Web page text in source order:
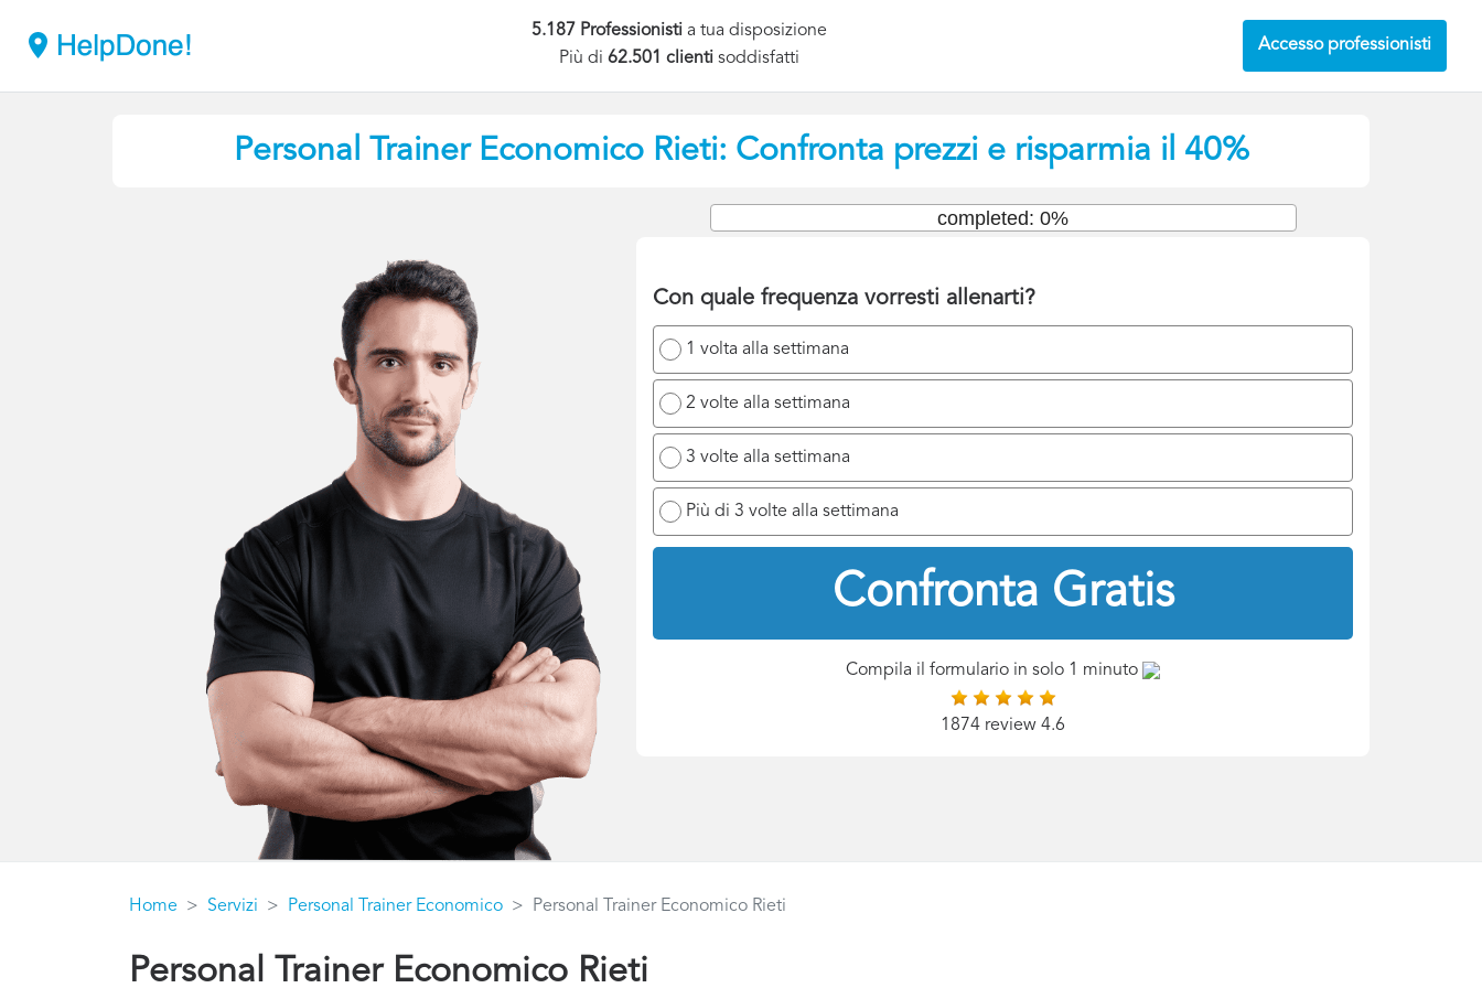
5.187 Professionisti a tua disposizione
Più di62.501 clientisoddisfatti
Accesso professionisti
Personal Trainer Economico Rieti: Confronta prezzi e risparmia il 40%
Con quale frequenza vorresti allenarti?
1 volta alla settimana
2 volte alla settimana
3 volte alla settimana
Più di 3 volte alla settimana
Confronta Gratis
completed: 0%
Compila il formulario in solo 1 minuto
1874 review 4.6
Home Servizi Personal Trainer Economico Personal Trainer Economico Rieti
Personal Trainer Economico Rieti